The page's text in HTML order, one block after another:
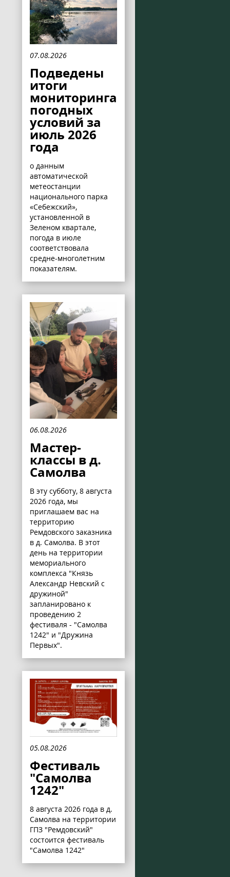
07.08.2026
Подведены
итоги
мониторинга
погодных
условий за
июль 2026
года
о данным
автоматической
метеостанции
национального парка
«Себежский»,
установленной в
Зеленом квартале,
погода в июле
соответствовала
средне-многолетним
показателям.
06.08.2026
Мастер-
классы в д.
Самолва
В эту субботу, 8 августа
2026 года, мы
приглашаем вас на
территорию
Ремдовского заказника
в д. Самолва. В этот
день на территории
мемориального
комплекса "Князь
Александр Невский с
дружиной"
запланировано к
проведению 2
фестиваля - "Самолва
1242" и "Дружина
Первых".
05.08.2026
Фестиваль
"Самолва
1242"
8 августа 2026 года в д.
Самолва на территории
ГПЗ "Ремдовский"
состоится фестиваль
"Самолва 1242"